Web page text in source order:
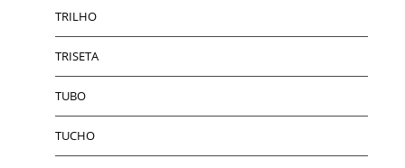
TRILHO
TRISETA
TUBO
TUCHO